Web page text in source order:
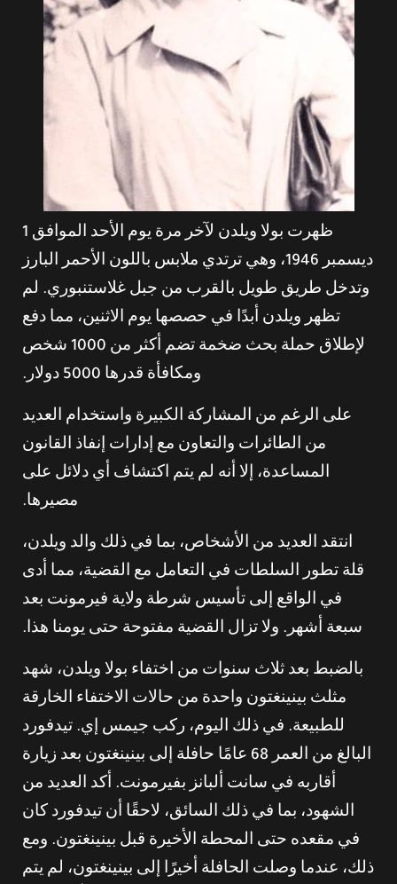
ظهرت بولا ويلدن لآخر مرة يوم الأحد الموافق 1
ديسمبر 1946، وهي ترتدي ملابس باللون الأحمر البارز
وتدخل طريق طويل بالقرب من جبل غلاستنبوري. لم
تظهر ويلدن أبدًا في حصصها يوم الاثنين، مما دفع
لإطلاق حملة بحث ضخمة تضم أكثر من 1000 شخص
ومكافأة قدرها 5000 دولار.
على الرغم من المشاركة الكبيرة واستخدام العديد
من الطائرات والتعاون مع إدارات إنفاذ القانون
المساعدة، إلا أنه لم يتم اكتشاف أي دلائل على
مصيرها.
انتقد العديد من الأشخاص، بما في ذلك والد ويلدن،
قلة تطور السلطات في التعامل مع القضية، مما أدى
في الواقع إلى تأسيس شرطة ولاية فيرمونت بعد
سبعة أشهر. ولا تزال القضية مفتوحة حتى يومنا هذا.
بالضبط بعد ثلاث سنوات من اختفاء بولا ويلدن، شهد
مثلث بينينغتون واحدة من حالات الاختفاء الخارقة
للطبيعة. في ذلك اليوم، ركب جيمس إي. تيدفورد
البالغ من العمر 68 عامًا حافلة إلى بينينغتون بعد زيارة
أقاربه في سانت ألبانز بفيرمونت. أكد العديد من
الشهود، بما في ذلك السائق، لاحقًا أن تيدفورد كان
في مقعده حتى المحطة الأخيرة قبل بينينغتون. ومع
ذلك، عندما وصلت الحافلة أخيرًا إلى بينينغتون، لم يتم